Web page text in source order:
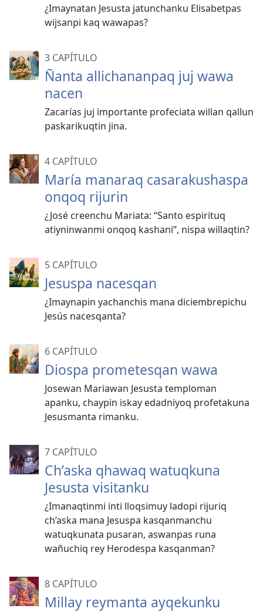
¿Imaynatan Jesusta jatunchanku Elisabetpas
wijsanpi kaq wawapas?
3 CAPÍTULO
Ñanta allichananpaq juj wawa
nacen
Zacarías juj importante profeciata willan qallun
paskarikuqtin jina.
4 CAPÍTULO
María manaraq casarakushaspa
onqoq rijurin
¿José creenchu Mariata: “Santo espirituq
atiyninwanmi onqoq kashani”, nispa willaqtin?
5 CAPÍTULO
Jesuspa nacesqan
¿Imaynapin yachanchis mana diciembrepichu
Jesús nacesqanta?
6 CAPÍTULO
Diospa prometesqan wawa
Josewan Mariawan Jesusta temploman
apanku, chaypin iskay edadniyoq profetakuna
Jesusmanta rimanku.
7 CAPÍTULO
Ch’aska qhawaq watuqkuna
Jesusta visitanku
¿Imanaqtinmi inti lloqsimuy ladopi rijuriq
ch’aska mana Jesuspa kasqanmanchu
watuqkunata pusaran, aswanpas runa
wañuchiq rey Herodespa kasqanman?
8 CAPÍTULO
Millay reymanta ayqekunku